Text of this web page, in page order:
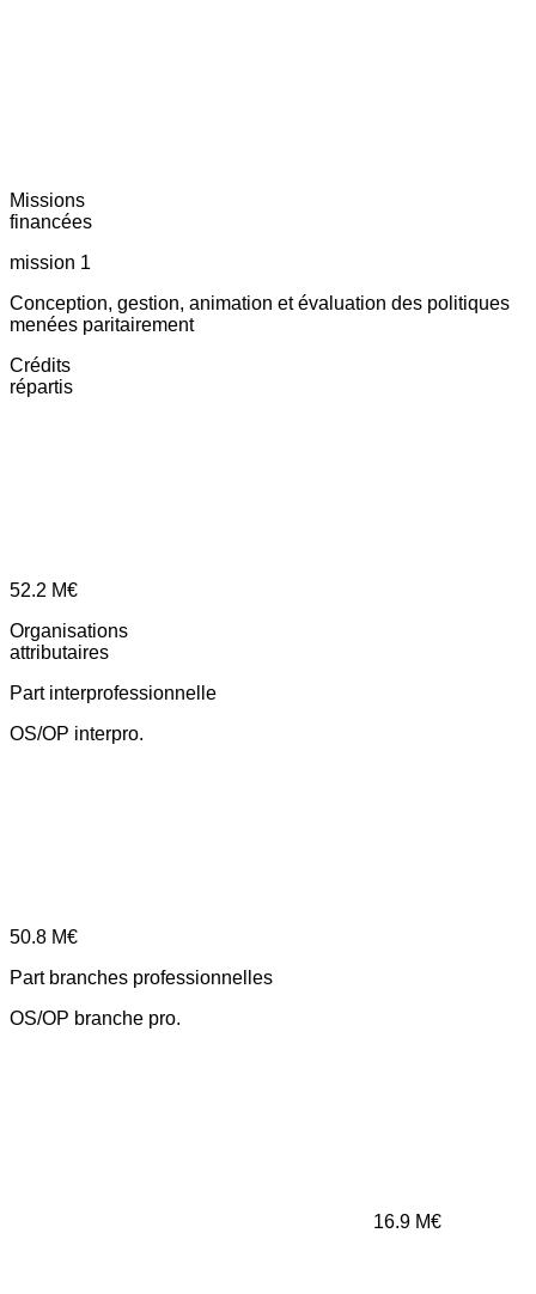
Missions
financées
mission 1
Conception, gestion, animation et évaluation des politiques
menées paritairement
Crédits
répartis
52.2 M€
Organisations
attributaires
Part interprofessionnelle
OS/OP interpro.
50.8 M€
Part branches professionnelles
OS/OP branche pro.
16.9 M€